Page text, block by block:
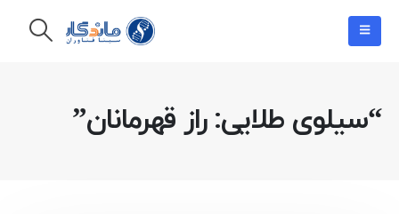
“سیلوی طلایی: راز قهرمانان”